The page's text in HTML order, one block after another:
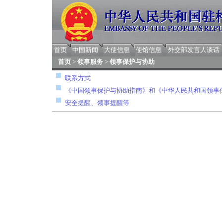
首页 中国新闻 大使信息 使馆信息
外交部发言人谈话
首页 > 领事服务 > 领事保护与协助
联系方式
《中国领事保护与协助指南》和《中华人民共和国领
安全提醒、领事提醒等